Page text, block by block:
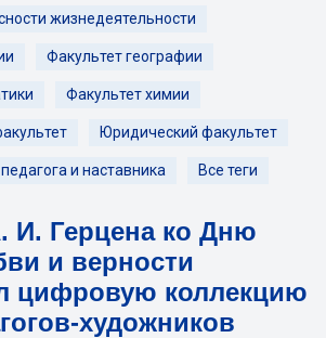
жизнедеятельности
Факультет географии
Факультет химии
Юридический факультет
педагога и наставника Все теги
И. Герцена ко Дню
и верности
цифровую коллекцию
художников